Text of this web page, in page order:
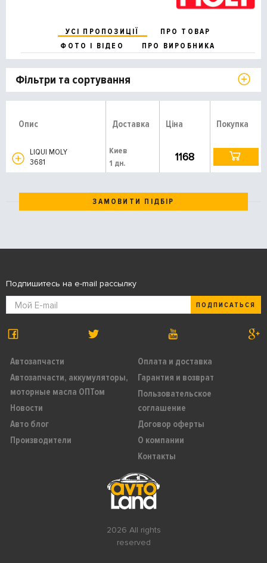
УСІ ПРОПОЗИЦІЇ
ПРО ТОВАР
ФОТО І ВІДЕО
ПРО ВИРОБНИКА
Фільтри та сортування
Опис Доставка Ціна Покупка
LIQUI MOLY
3681
Киев
1 дн.
1168
ЗАМОВИТИ ПІДБІР
2026 All rights
reserved
Автозапчасти
Автозапчасти, аккумуляторы,
моторные масла ОПТом
Новости
Авто блог
Производители
Оплата и доставка
Гарантия и возврат
Пользовательское
соглашение
Договор оферты
О компании
Контакты
Подпишитесь на e-mail рассылку
ПОДПИСАТЬСЯ